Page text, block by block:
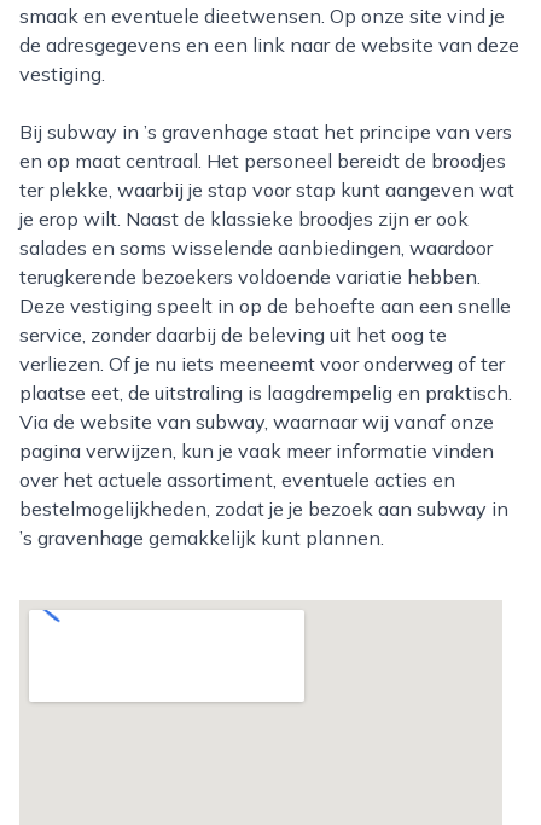
smaak en eventuele dieetwensen. Op onze site vind je
de adresgegevens en een link naar de website van deze
vestiging.
Bij subway in ’s gravenhage staat het principe van vers
en op maat centraal. Het personeel bereidt de broodjes
ter plekke, waarbij je stap voor stap kunt aangeven wat
je erop wilt. Naast de klassieke broodjes zijn er ook
salades en soms wisselende aanbiedingen, waardoor
terugkerende bezoekers voldoende variatie hebben.
Deze vestiging speelt in op de behoefte aan een snelle
service, zonder daarbij de beleving uit het oog te
verliezen. Of je nu iets meeneemt voor onderweg of ter
plaatse eet, de uitstraling is laagdrempelig en praktisch.
Via de website van subway, waarnaar wij vanaf onze
pagina verwijzen, kun je vaak meer informatie vinden
over het actuele assortiment, eventuele acties en
bestelmogelijkheden, zodat je je bezoek aan subway in
’s gravenhage gemakkelijk kunt plannen.